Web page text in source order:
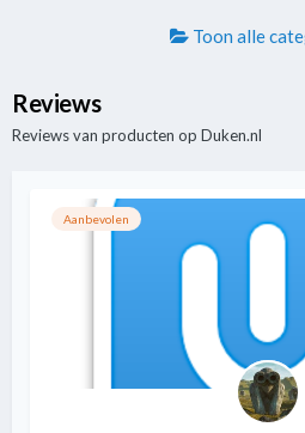
Toon alle
Reviews
Reviews van producten op Duken.nl
Aanbevolen